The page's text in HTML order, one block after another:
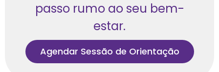
passo rumo ao seu bem-
estar.
Agendar Sessão de Orientação